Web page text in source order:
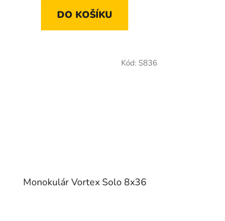
DO KOŠÍKU
Monokulár Vortex Solo 8x36
Kód: S836